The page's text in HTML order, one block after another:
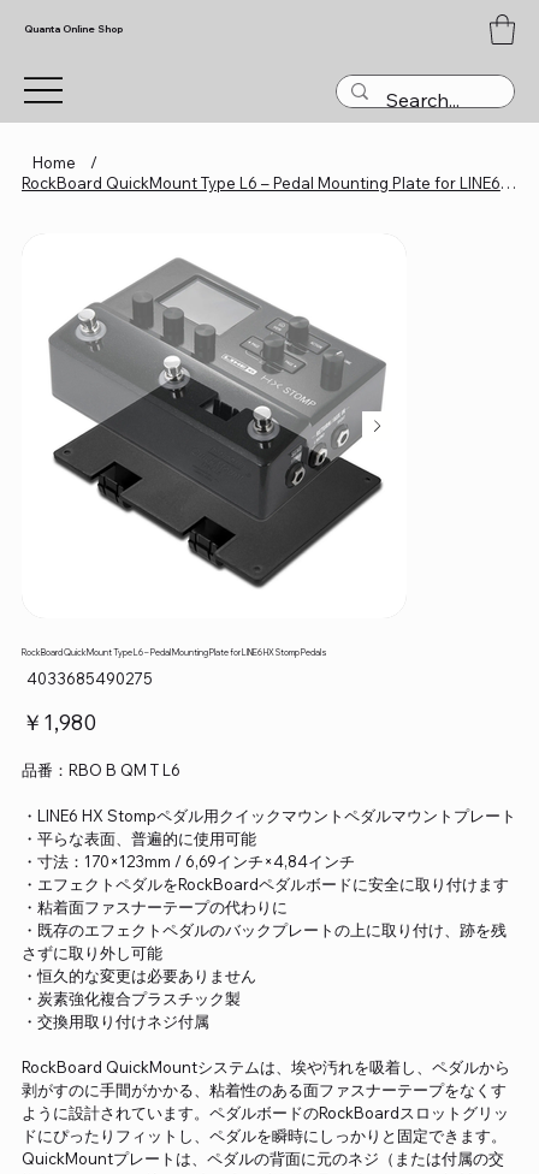
Quanta Online Shop
Home
/
RockBoard QuickMount Type L6 – Pedal Mounting Plate for LINE6 HX Stomp Pedals
RockBoard QuickMount Type L6 – Pedal Mounting Plate for LINE6 HX Stomp Pedals
SKU：
4033685490275
価
格
￥1,980
品番：RBO B QM T L6
・LINE6 HX Stompペダル用クイックマウントペダルマウントプレート
・平らな表面、普遍的に使用可能
・寸法：170×123mm / 6,69インチ×4,84インチ
・エフェクトペダルをRockBoardペダルボードに安全に取り付けます
・粘着面ファスナーテープの代わりに
・既存のエフェクトペダルのバックプレートの上に取り付け、跡を残
さずに取り外し可能
・恒久的な変更は必要ありません
・炭素強化複合プラスチック製
・交換用取り付けネジ付属
RockBoard QuickMountシステムは、埃や汚れを吸着し、ペダルから
剥がすのに手間がかかる、粘着性のある面ファスナーテープをなくす
ように設計されています。ペダルボードのRockBoardスロットグリッ
ドにぴったりフィットし、ペダルを瞬時にしっかりと固定できます。
QuickMountプレートは、ペダルの背面に元のネジ（または付属の交